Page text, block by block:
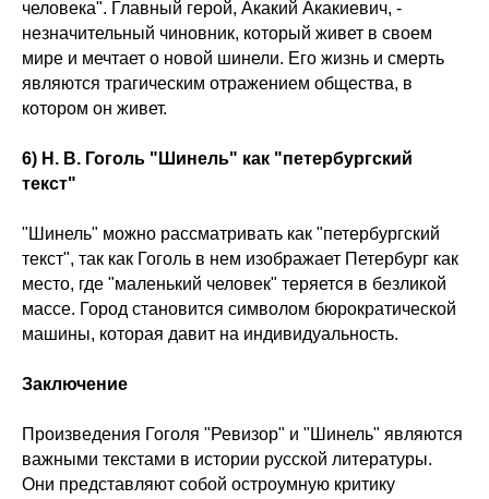
человека". Главный герой, Акакий Акакиевич, -
незначительный чиновник, который живет в своем
мире и мечтает о новой шинели. Его жизнь и смерть
являются трагическим отражением общества, в
котором он живет.
6) Н. В. Гоголь "Шинель" как "петербургский
текст"
"Шинель" можно рассматривать как "петербургский
текст", так как Гоголь в нем изображает Петербург как
место, где "маленький человек" теряется в безликой
массе. Город становится символом бюрократической
машины, которая давит на индивидуальность.
Заключение
Произведения Гоголя "Ревизор" и "Шинель" являются
важными текстами в истории русской литературы.
Они представляют собой остроумную критику